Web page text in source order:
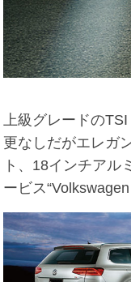
上級グレードの
更なしだがエレガ
ト、18インチアル
ービス